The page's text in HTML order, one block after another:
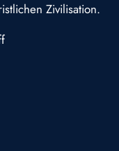
Zivilisation.